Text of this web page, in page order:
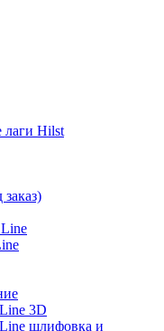
Hilst
3D
шлифовка и